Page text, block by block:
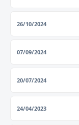
26/10/2024
07/09/2024
20/07/2024
24/04/2023